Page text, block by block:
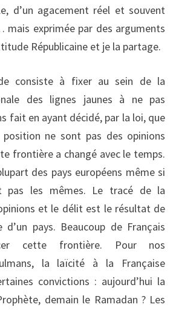
d’un agacement réel et souvent
mais exprimée par des arguments
Républicaine et je la partage.
consiste à fixer au sein de la
des lignes jaunes à ne pas
fait en ayant décidé, par la loi, que
ne sont pas des opinions
frontière a changé avec le temps.
des pays européens même si
pas les mêmes. Le tracé de la
et le délit est le résultat de
pays. Beaucoup de Français
cette frontière. Pour nos
la laïcité à la Française
convictions : aujourd’hui la
demain le Ramadan ? Les